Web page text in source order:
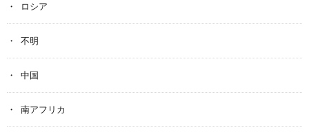
ロシア
不明
中国
南アフリカ